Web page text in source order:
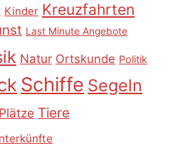
Kinder Kreuzfahrten
Last Minute Angebote
Natur Ortskunde Politik
Schiffe Segeln
Tiere